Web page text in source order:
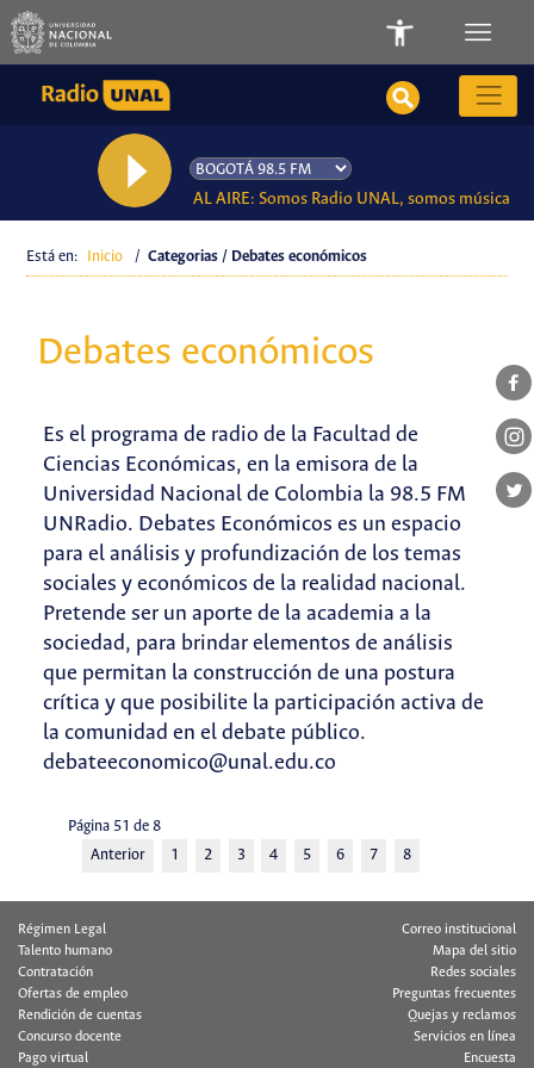
AL AIRE: Somos Radio UNAL, somos música
Está en: Inicio / Categorias / Debates económicos
Debates económicos
Es el programa de radio de la Facultad de
Ciencias Económicas, en la emisora de la
Universidad Nacional de Colombia la 98.5 FM
UNRadio. Debates Económicos es un espacio
para el análisis y profundización de los temas
sociales y económicos de la realidad nacional.
Pretende ser un aporte de la academia a la
sociedad, para brindar elementos de análisis
que permitan la construcción de una postura
crítica y que posibilite la participación activa de
la comunidad en el debate público.
debateeconomico@unal.edu.co
Página 51 de 8
Anterior
1 2 3 4 5 6 7 8
Régimen Legal
Talento humano
Contratación
Ofertas de empleo
Rendición de cuentas
Concurso docente
Pago virtual
Correo institucional
Mapa del sitio
Redes sociales
Preguntas frecuentes
Quejas y reclamos
Servicios en línea
Encuesta